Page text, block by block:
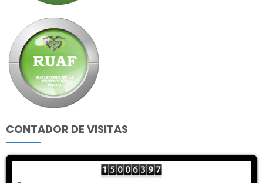
CONTADOR DE VISITAS